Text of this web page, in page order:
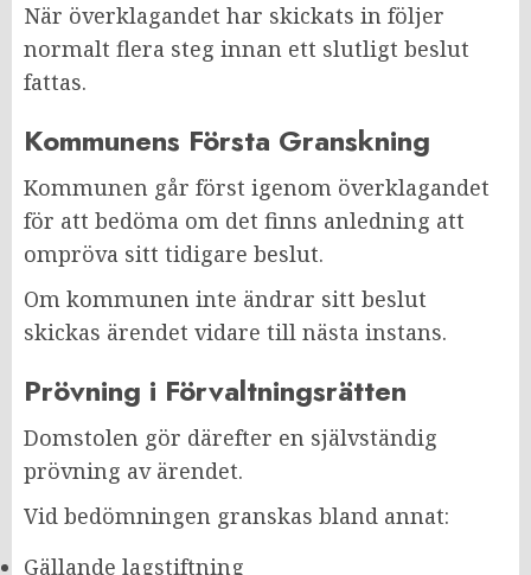
När överklagandet har skickats in följer
normalt flera steg innan ett slutligt beslut
fattas.
Kommunens Första Granskning
Kommunen går först igenom överklagandet
för att bedöma om det finns anledning att
ompröva sitt tidigare beslut.
Om kommunen inte ändrar sitt beslut
skickas ärendet vidare till nästa instans.
Prövning i Förvaltningsrätten
Domstolen gör därefter en självständig
prövning av ärendet.
Vid bedömningen granskas bland annat:
Gällande lagstiftning